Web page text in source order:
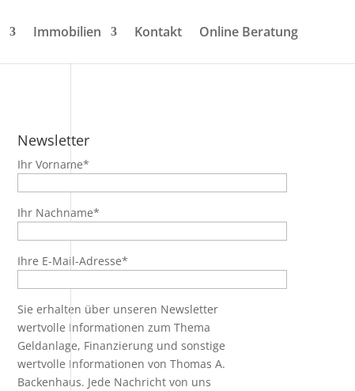
Immobilien Kontakt Online Beratung
Newsletter
Ihr Vorname*
Ihr Nachname*
Ihre E-Mail-Adresse*
Sie erhalten über unseren Newsletter
wertvolle Informationen zum Thema
Geldanlage, Finanzierung und sonstige
wertvolle Informationen von Thomas A.
Backenhaus. Jede Nachricht von uns